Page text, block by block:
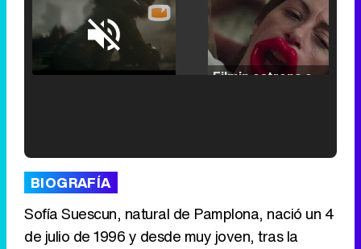
/
BIOGRAFÍA
Sofía Suescun, natural de Pamplona, nació un 4
de julio de 1996 y desde muy joven, tras la